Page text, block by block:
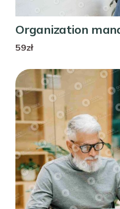
Organization
59zł